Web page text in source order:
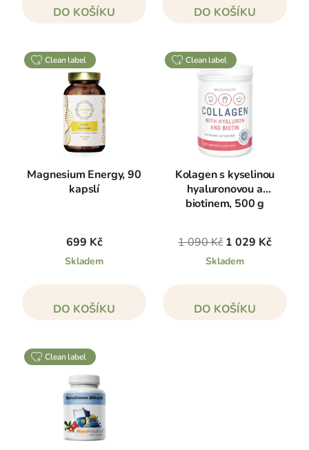
DO KOŠÍKU DO KOŠÍKU
clean label
Magnesium Energy, 90
kapslí
699 Kč
Skladem
DO KOŠÍKU
clean label
Kolagen s kyselinou
hyaluronovou a
biotinem, 500 g
1 090 Kč 1 029 Kč
Skladem
DO KOŠÍKU
clean label